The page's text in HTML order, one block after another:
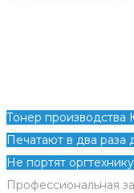
Тонер
Печатают в два раза
Не портят оргтехнику
Профессиональная